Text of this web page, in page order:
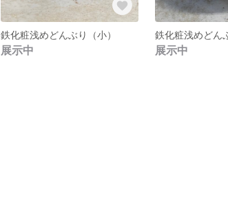
鉄化粧浅めどんぶり（小）
展示中
鉄化粧浅めどん
展示中